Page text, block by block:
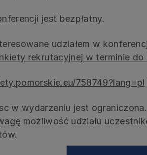
jest bezpłatny.
udziałem w
rekrutacyjnej w terminie do
758749?lang=pl
w wydarzeniu jest
możliwość udziału